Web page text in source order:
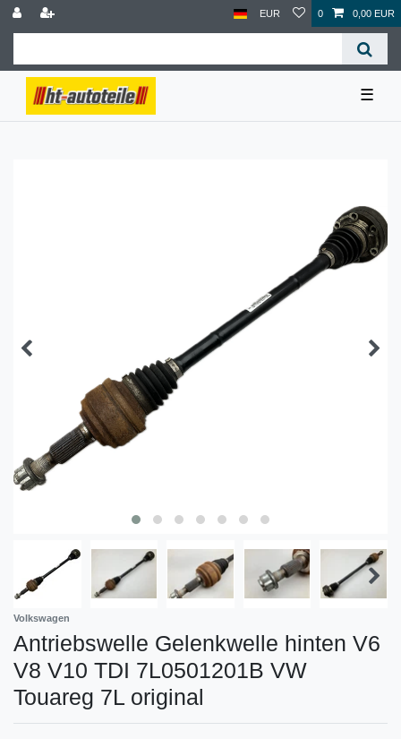
EUR 0 0,00 EUR
☰
Volkswagen
Antriebswelle Gelenkwelle hinten V6
V8 V10 TDI 7L0501201B VW
Touareg 7L original